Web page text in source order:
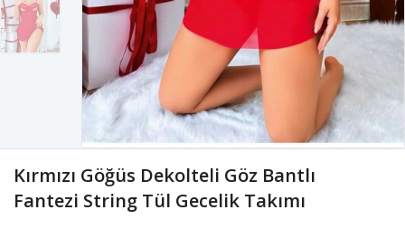
Kırmızı Göğüs Dekolteli Göz Bantlı
Fantezi String Tül Gecelik Takımı